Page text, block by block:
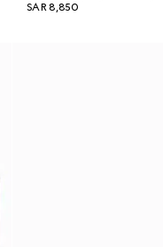
SAR 8,850